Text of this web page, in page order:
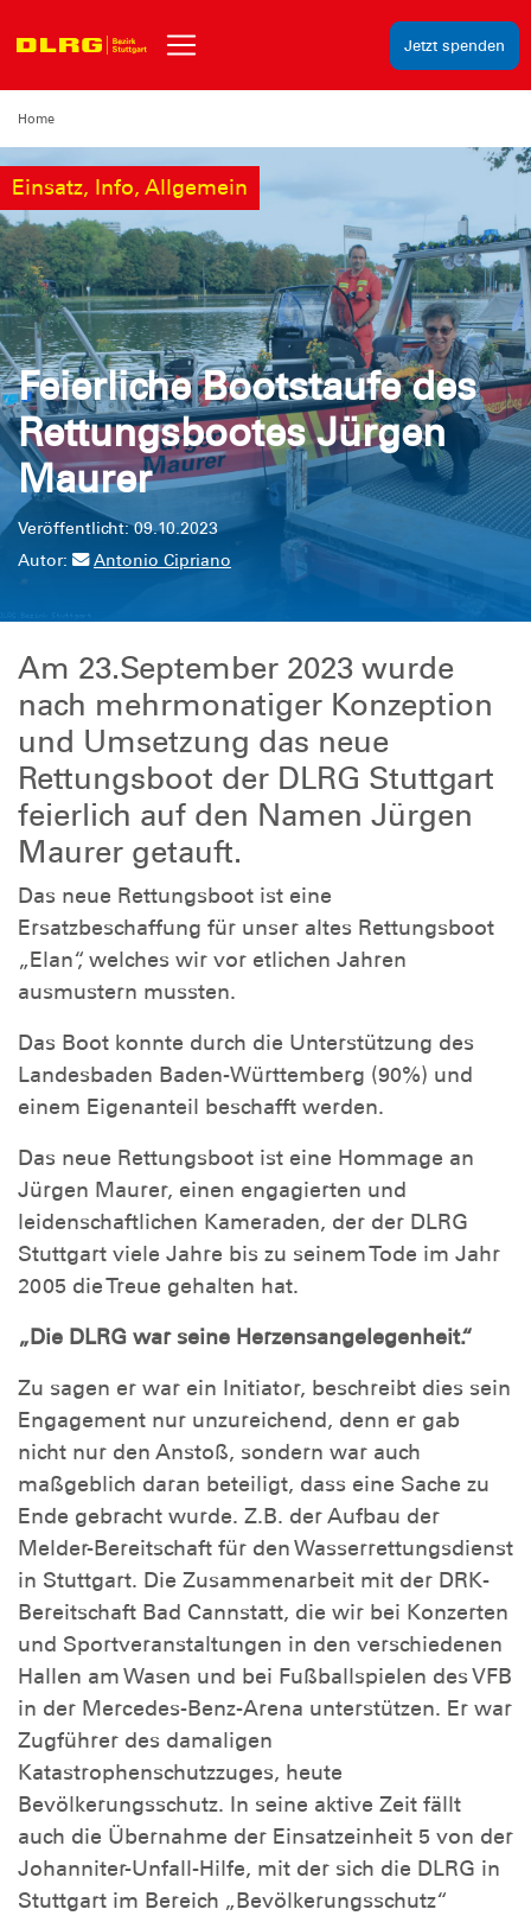
Jetzt spenden
Home
Einsatz, Info, Allgemein
Feierliche Bootstaufe des
Rettungsbootes Jürgen
Maurer
Veröffentlicht: 09.10.2023
Autor:
Antonio Cipriano
Am 23.September 2023 wurde
nach mehrmonatiger Konzeption
und Umsetzung das neue
Rettungsboot der DLRG Stuttgart
feierlich auf den Namen Jürgen
Maurer getauft.
Das neue Rettungsboot ist eine
Ersatzbeschaffung für unser altes Rettungsboot
„Elan“, welches wir vor etlichen Jahren
ausmustern mussten.
Das Boot konnte durch die Unterstützung des
Landesbaden Baden-Württemberg (90%) und
einem Eigenanteil beschafft werden.
Das neue Rettungsboot ist eine Hommage an
Jürgen Maurer, einen engagierten und
leidenschaftlichen Kameraden, der der DLRG
Stuttgart viele Jahre bis zu seinem Tode im Jahr
2005 die Treue gehalten hat.
„Die DLRG war seine Herzensangelegenheit.“
Zu sagen er war ein Initiator, beschreibt dies sein
Engagement nur unzureichend, denn er gab
nicht nur den Anstoß, sondern war auch
maßgeblich daran beteiligt, dass eine Sache zu
Ende gebracht wurde. Z.B. der Aufbau der
Melder-Bereitschaft für den Wasserrettungsdienst
in Stuttgart. Die Zusammenarbeit mit der DRK-
Bereitschaft Bad Cannstatt, die wir bei Konzerten
und Sportveranstaltungen in den verschiedenen
Hallen am Wasen und bei Fußballspielen des VFB
in der Mercedes-Benz-Arena unterstützen. Er war
Zugführer des damaligen
Katastrophenschutzzuges, heute
Bevölkerungsschutz. In seine aktive Zeit fällt
auch die Übernahme der Einsatzeinheit 5 von der
Johanniter-Unfall-Hilfe, mit der sich die DLRG in
Stuttgart im Bereich „Bevölkerungsschutz“